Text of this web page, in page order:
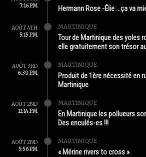
7:16 PM
Hermann Rose -Élie …ça va
AOÛT 4TH
5:15 PM
MARTINIQUE
Tour de Martinique des yoles
elle gratuitement son trésor
AOÛT 3RD
6:30 PM
MARTINIQUE
Produit de 1ère nécessité en
Martinique
AOÛT 2ND
11:14 PM
MARTINIQUE
En Martinique les pollueurs
Des enculés-es !!!
AOÛT 2ND
5:56 PM
MARTINIQUE
« Mérine rivers to cross »